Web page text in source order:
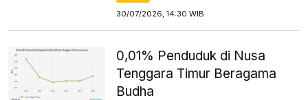
30/07/2026, 14:30 WIB
0,01% Penduduk di Nusa
Tenggara Timur Beragama
Budha